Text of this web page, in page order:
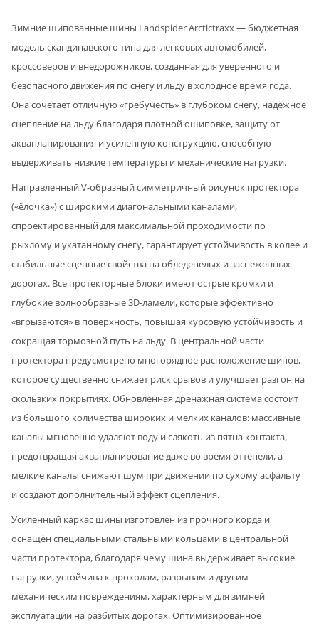
Зимние шипованные шины Landspider Arctictraxx — бюджетная
модель скандинавского типа для легковых автомобилей,
кроссоверов и внедорожников, созданная для уверенного и
безопасного движения по снегу и льду в холодное время года.
Она сочетает отличную «гребучесть» в глубоком снегу, надёжное
сцепление на льду благодаря плотной ошиповке, защиту от
аквапланирования и усиленную конструкцию, способную
выдерживать низкие температуры и механические нагрузки.
Направленный V-образный симметричный рисунок протектора
(«ёлочка») с широкими диагональными каналами,
спроектированный для максимальной проходимости по
рыхлому и укатанному снегу, гарантирует устойчивость в колее и
стабильные сцепные свойства на обледенелых и заснеженных
дорогах. Все протекторные блоки имеют острые кромки и
глубокие волнообразные 3D-ламели, которые эффективно
«вгрызаются» в поверхность, повышая курсовую устойчивость и
сокращая тормозной путь на льду. В центральной части
протектора предусмотрено многорядное расположение шипов,
которое существенно снижает риск срывов и улучшает разгон на
скользких покрытиях. Обновлённая дренажная система состоит
из большого количества широких и мелких каналов: массивные
каналы мгновенно удаляют воду и слякоть из пятна контакта,
предотвращая аквапланирование даже во время оттепели, а
мелкие каналы снижают шум при движении по сухому асфальту
и создают дополнительный эффект сцепления.
Усиленный каркас шины изготовлен из прочного корда и
оснащён специальными стальными кольцами в центральной
части протектора, благодаря чему шина выдерживает высокие
нагрузки, устойчива к проколам, разрывам и другим
механическим повреждениям, характерным для зимней
эксплуатации на разбитых дорогах. Оптимизированное